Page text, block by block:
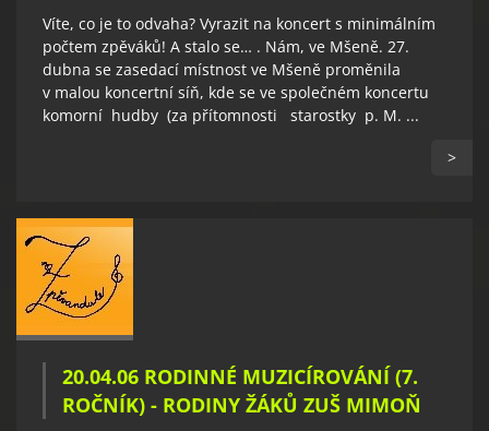
Víte, co je to odvaha? Vyrazit na koncert s minimálním
počtem zpěváků! A stalo se… . Nám, ve Mšeně. 27.
dubna se zasedací místnost ve Mšeně proměnila
v malou koncertní síň, kde se ve společném koncertu
komorní hudby (za přítomnosti starostky p. M. ...
>
20.04.06 RODINNÉ MUZICÍROVÁNÍ (7.
ROČNÍK) - RODINY ŽÁKŮ ZUŠ MIMOŇ